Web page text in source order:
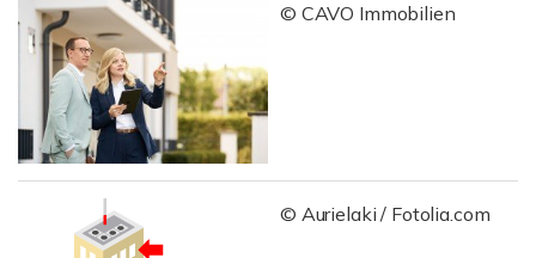
© CAVO Immobilien
© Aurielaki / Fotolia.com